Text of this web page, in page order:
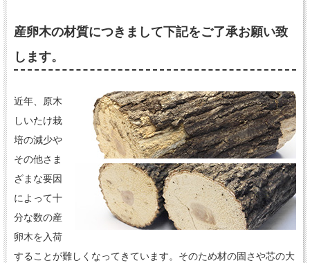
産卵木の材質につきまして下記をご了承お願い致
します。
近年、原木
しいたけ栽
培の減少や
その他さま
ざまな要因
によって十
分な数の産
卵木を入荷
することが難しくなってきています。そのため材の固さや芯の大